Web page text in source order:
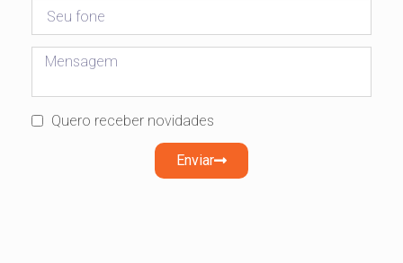
Quero receber novidades
Enviar